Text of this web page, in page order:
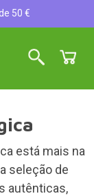
50 €
está mais na
seleção de
autênticas,